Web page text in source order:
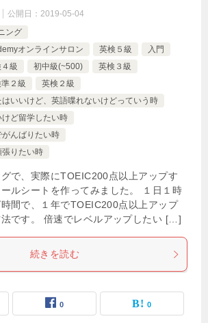
公開日： 2019-05-04
ング
オンラインサロン
英検５級
入門
級 初中級(~500)
英検３級
２級
英検２級
いいけど、英語喋れないけどっていう時
ど留学したい時
んばりたい時
りたい時
で、実際にTOEIC200点以上アップす
ルシートを作ってみました。 １日１時
間で、１年でTOEIC200点以上アップ
です。 倍速でレベルアップしたい […]
続きを読む
0 0